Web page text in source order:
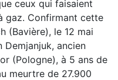
ceux qui faisaient
gaz. Confirmant cette
Demjanjuk, ancien
(Pologne), à 5 ans de
meurtre de 27.900